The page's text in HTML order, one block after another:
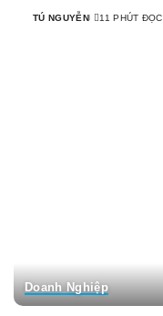
TÚ NGUYỄN 11 PHÚT ĐỌC
Doanh Nghiệp